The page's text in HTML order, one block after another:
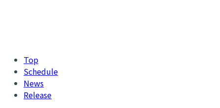
Top
Schedule
News
Release